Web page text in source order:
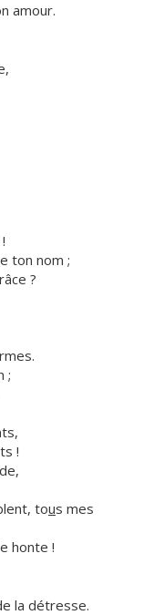
amour.
ton nom ;
?
;
!
tous mes
honte !
la détresse.